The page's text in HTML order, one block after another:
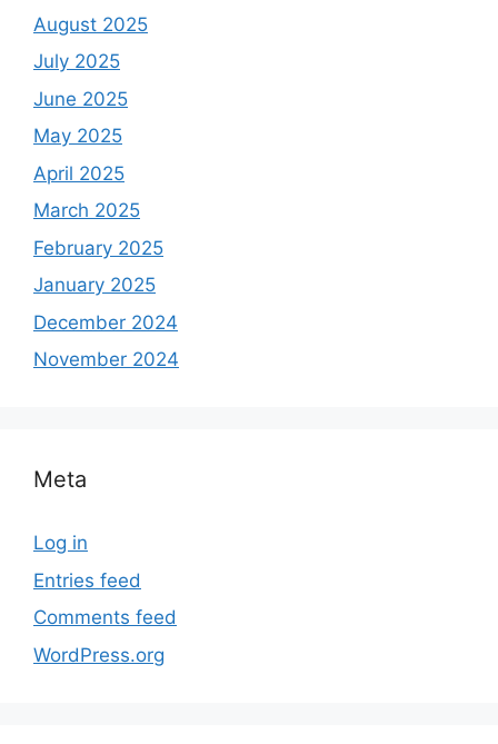
August 2025
July 2025
June 2025
May 2025
April 2025
March 2025
February 2025
January 2025
December 2024
November 2024
Meta
Log in
Entries feed
Comments feed
WordPress.org